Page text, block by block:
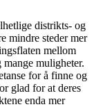
distrikts- og
mindre steder mer
mellom
muligheter.
for å finne og
glad for at deres
enda mer